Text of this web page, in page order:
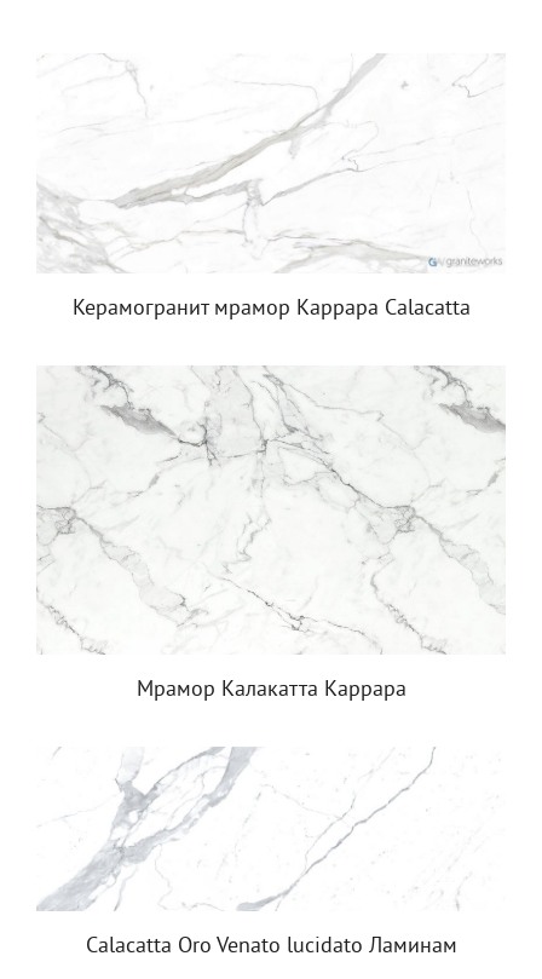
Керамогранит мрамор Каррара Calacatta
Мрамор Калакатта Каррара
Calacatta Oro Venato lucidato Ламинам